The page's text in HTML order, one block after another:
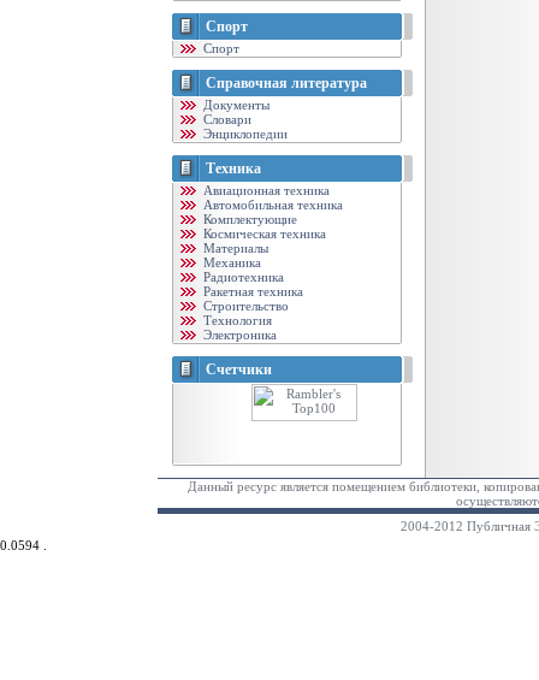
Спорт
Спорт
Справочная литература
Документы
Словари
Энциклопедии
Техника
Авиационная техника
Автомобильная техника
Комплектующие
Космическая техника
Материалы
Механика
Радиотехника
Ракетная техника
Строительство
Технология
Электроника
Счетчики
Данный ресурс является помещением библиотеки,
2004-2012 Публичная
0.0594 .